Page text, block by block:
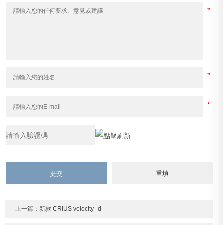
上一篇： 新款 CRIUS velocity--d